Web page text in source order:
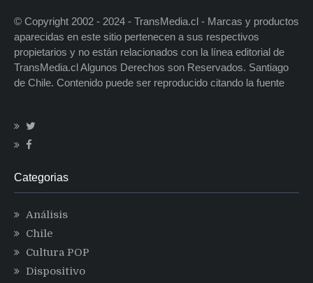
© Copyright 2002 - 2024 - TransMedia.cl - Marcas y productos
aparecidas en este sitio pertenecen a sus respectivos
propietarios y no están relacionados con la línea editorial de
TransMedia.cl Algunos Derechos son Reservados. Santiago
de Chile. Contenido puede ser reproducido citando la fuente
Categorias
Análisis
Chile
Cultura POP
Dispositivo